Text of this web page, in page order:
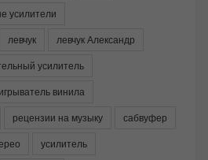
усилители
левчук
левчук Александр
усилитель
винила
рецензии на музыку
сабвуфер
усилитель